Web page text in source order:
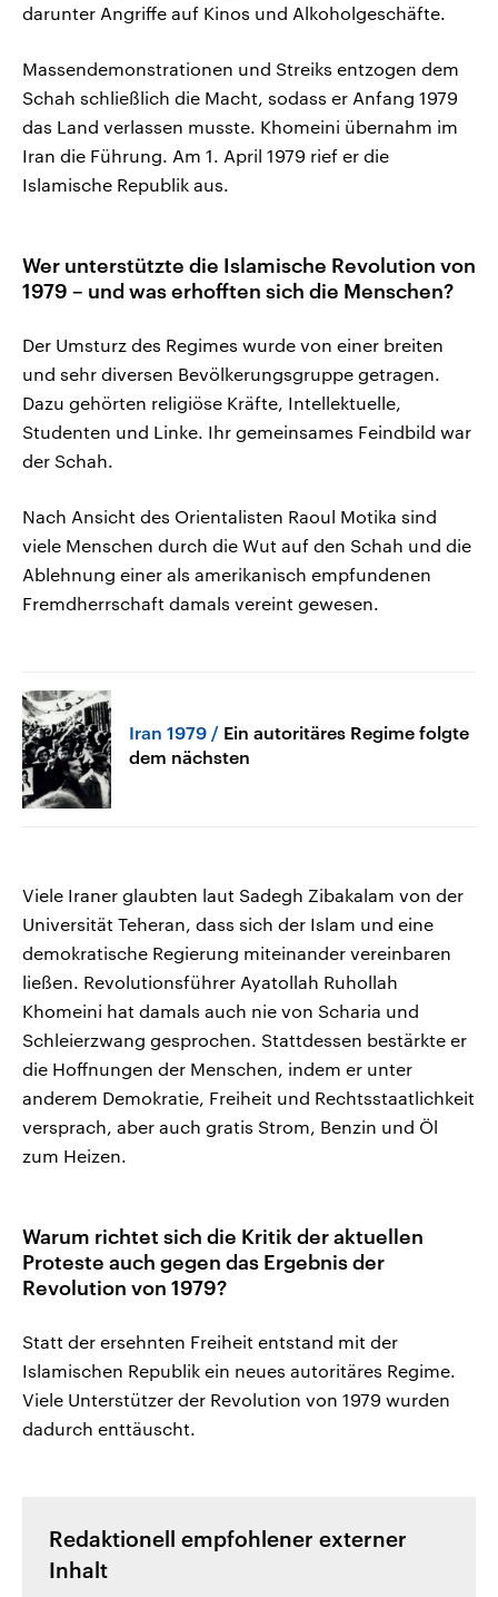
darunter Angriffe auf Kinos und Alkoholgeschäfte.
Massendemonstrationen und Streiks entzogen dem
Schah schließlich die Macht, sodass er Anfang 1979
das Land verlassen musste. Khomeini übernahm im
Iran die Führung. Am 1. April 1979 rief er die
Islamische Republik aus.
Wer unterstützte die Islamische Revolution von
1979 – und was erhofften sich die Menschen?
Der Umsturz des Regimes wurde von einer breiten
und sehr diversen Bevölkerungsgruppe getragen.
Dazu gehörten religiöse Kräfte, Intellektuelle,
Studenten und Linke. Ihr gemeinsames Feindbild war
der Schah.
Nach Ansicht des Orientalisten Raoul Motika sind
viele Menschen durch die Wut auf den Schah und die
Ablehnung einer als amerikanisch empfundenen
Fremdherrschaft damals vereint gewesen.
Iran 1979
Ein autoritäres Regime folgte
dem nächsten
Viele Iraner glaubten laut Sadegh Zibakalam von der
Universität Teheran, dass sich der Islam und eine
demokratische Regierung miteinander vereinbaren
ließen. Revolutionsführer Ayatollah Ruhollah
Khomeini hat damals auch nie von Scharia und
Schleierzwang gesprochen. Stattdessen bestärkte er
die Hoffnungen der Menschen, indem er unter
anderem Demokratie, Freiheit und Rechtsstaatlichkeit
versprach, aber auch gratis Strom, Benzin und Öl
zum Heizen.
Warum richtet sich die Kritik der aktuellen
Proteste auch gegen das Ergebnis der
Revolution von 1979?
Statt der ersehnten Freiheit entstand mit der
Islamischen Republik ein neues autoritäres Regime.
Viele Unterstützer der Revolution von 1979 wurden
dadurch enttäuscht.
Redaktionell empfohlener externer
Inhalt